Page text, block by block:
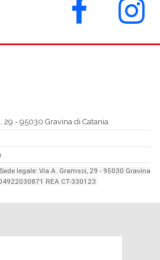
29 - 95030 Gravina di Catania
legale: Via A. Gramsci, 29 - 95030 Gravina
REA CT-330123